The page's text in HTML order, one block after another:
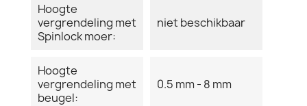
Hoogte
vergrendeling met
Spinlock moer:
niet beschikbaar
Hoogte
vergrendeling met
beugel:
0.5 mm - 8 mm